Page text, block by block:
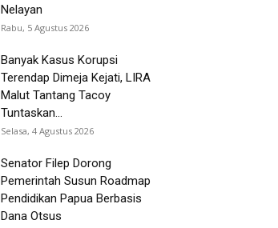
Nelayan
Rabu, 5 Agustus 2026
Banyak Kasus Korupsi
Terendap Dimeja Kejati, LIRA
Malut Tantang Tacoy
Tuntaskan...
Selasa, 4 Agustus 2026
Senator Filep Dorong
Pemerintah Susun Roadmap
Pendidikan Papua Berbasis
Dana Otsus